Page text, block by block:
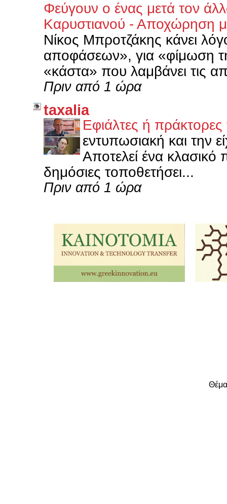
Φεύγουν ο ένας μετά τον
Καρυστιανού - Αποχώρηση
Νίκος Μπροτζάκης κάνει
αποφάσεων», για «φίμωση
«κάστα» που λαμβάνει τις
Πριν από 1 ώρα
taxalia
Εφιάλτες ή
εντυπωσιακή και την
Αποτελεί ένα
δημόσιες τοποθετήσει...
Πριν από 1 ώρα